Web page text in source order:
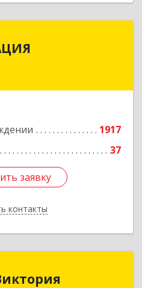
1917
37
заявку
контакты
1-я ул, дом №
заявку
Виктория